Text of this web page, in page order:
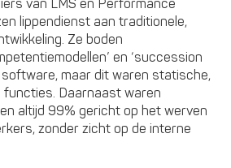
van LMS en Performance
lippendienst aan traditionele,
Ze boden
en ‘succession
software, maar dit waren statische,
functies. Daarnaast waren
altijd 99% gericht op het werven
zonder zicht op de interne